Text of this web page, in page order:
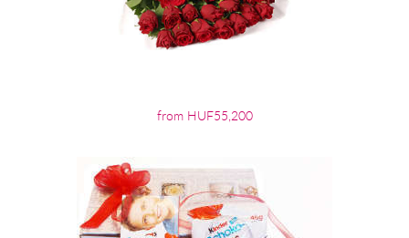
from HUF55,200